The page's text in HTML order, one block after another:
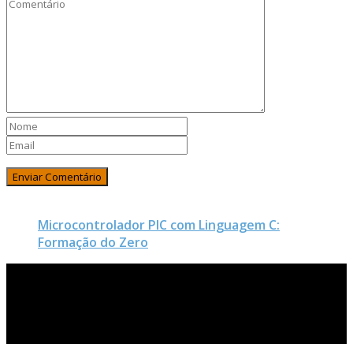
Microcontrolador PIC com Linguagem C:
Formação do Zero